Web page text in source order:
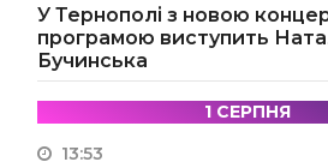
У Тернополі з новою
програмою виступить
Бучинська
1 СЕРПНЯ
13:53